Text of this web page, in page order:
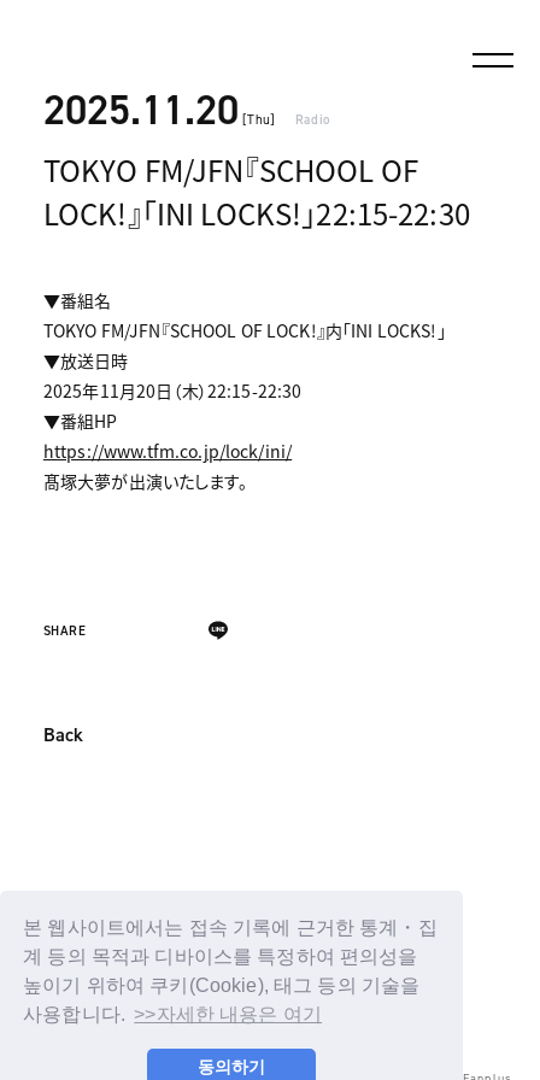
본 웹사이트에서는 접속 기록에 근거한 통계・집
계 등의 목적과 디바이스를 특정하여 편의성을
높이기 위하여 쿠키(Cookie), 태그 등의 기술을
사용합니다. >>자세한 내용은 여기
동의하기
2025.11.20 [Thu] Radio
TOKYO FM/JFN『SCHOOL OF
LOCK!』「INI LOCKS!」22:15-22:30
▼番組名
TOKYO FM/JFN『SCHOOL OF LOCK!』内「INI LOCKS!」
▼放送日時
2025年11月20日（木）22:15-22:30
▼番組HP
https://www.tfm.co.jp/lock/ini/
髙塚大夢が出演いたします。
SHARE
Back